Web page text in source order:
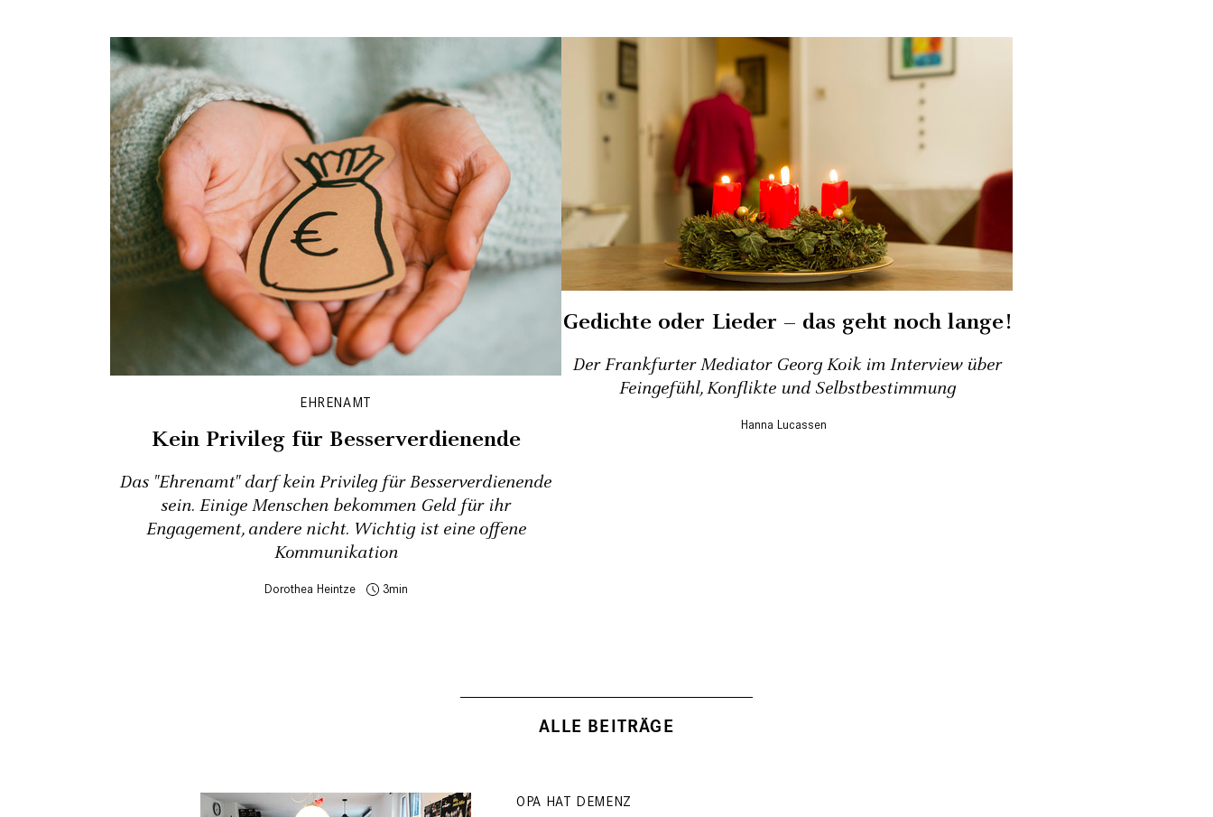
EHRENAMT
Kein Privileg für Besserverdienende
Das "Ehrenamt" darf kein Privileg für Besserverdienende
sein. Einige Menschen bekommen Geld für ihr
Engagement, andere nicht. Wichtig ist eine offene
Kommunikation
Dorothea Heintze 3
Gedichte oder Lieder – das geht noch lange!
Der Frankfurter Mediator Georg Koik im Interview über
Feingefühl, Konflikte und Selbstbestimmung
Hanna Lucassen
ALLE BEITRÄGE
OPA HAT DEMENZ